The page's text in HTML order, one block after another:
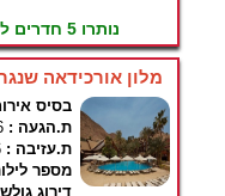
נותרו 5 חדרים למבצע זה !
מלון אורכידאה שנגרילה
בסיס
ת.הגעה : 8.8.26, יום שבת
ת.עזיבה : 15.8.26, יום שבת
מספר
דירוג